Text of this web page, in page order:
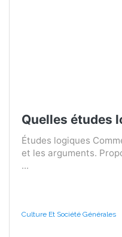
Quelles études
Études logiques
et les arguments.
...
Culture Et Société Générales